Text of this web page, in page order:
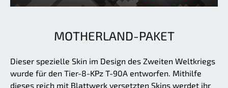
MOTHERLAND-PAKET
Dieser spezielle Skin im Design des Zweiten Weltkriegs
wurde für den Tier-8-KPz T-90A entworfen. Mithilfe
dieses reich mit Blattwerk versetzten Skins werdet ihr